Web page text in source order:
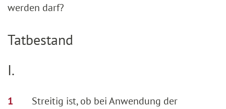
werden darf?
Tatbestand
I.
Streitig ist, ob bei Anwendung der